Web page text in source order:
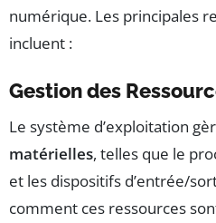
numérique. Les principales
incluent :
Gestion des
Le système d’exploitation
matérielles, telles que le
et les dispositifs d’entrée/
comment ces ressources